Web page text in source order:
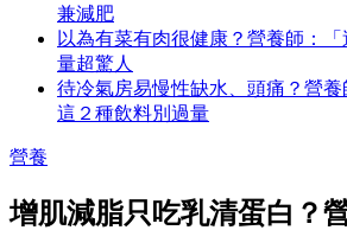
兼減肥
以為有菜有肉很健康？營養師：
量超驚人
待冷氣房易慢性缺水、頭痛？營養
這２種飲料別過量
營養
增肌減脂只吃乳清蛋白？